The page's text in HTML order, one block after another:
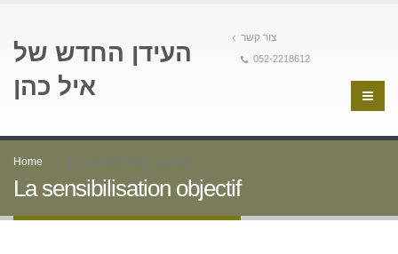
העידן החדש של
איל כהן
צור קשר
052-2218612
Home La sensibilisation objectif
La sensibilisation objectif